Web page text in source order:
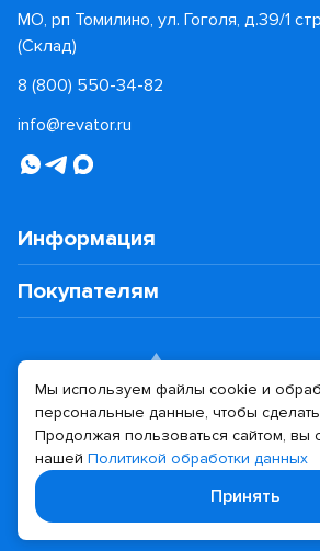
МО, рп Томилино, ул. Гоголя, д.39/1
(Склад)
8 (800) 550-34-82
info@revator.ru
Информация
Покупателям
Политика
Дизайн сайта
Мы используем файлы cookie и
персональные данные, чтобы
Продолжая пользоваться сайтом, вы
нашей Политикой обработки данных
Принять